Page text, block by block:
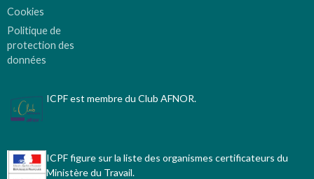
Cookies
Politique de
protection des
données
ICPF est membre du Club AFNOR.
ICPF figure sur la liste des organismes certificateurs du
Ministère du Travail.